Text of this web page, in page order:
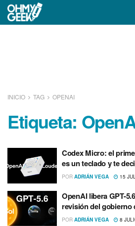
INICIO TAG OPENAI
Etiqueta:
Codex Micro: el
es un teclado y te
POR ADRIÁN VEGA 15
OpenAI libera GPT-
revisión del gobierno
POR ADRIÁN VEGA 8